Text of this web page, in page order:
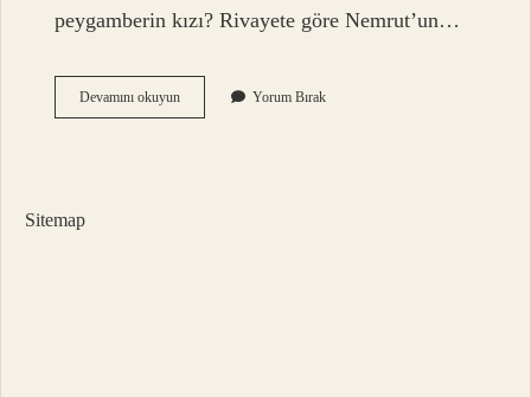
peygamberin kızı? Rivayete göre Nemrut’un…
Devamını okuyunNemrudun
Kızı
Yorum Bırak
Sitemap